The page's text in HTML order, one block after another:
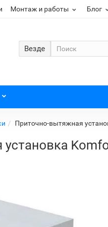
Монтаж и работы Блог
Везде
Приточно-вытяжная